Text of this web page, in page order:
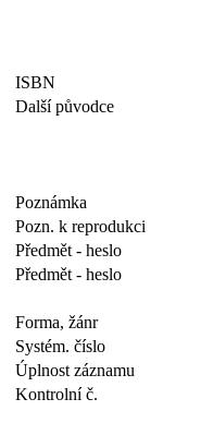
ISBN
Další původce
Poznámka
Pozn. k reprodukci
Předmět - heslo
Předmět - heslo
Forma, žánr
Systém. číslo
Úplnost záznamu
Kontrolní č.